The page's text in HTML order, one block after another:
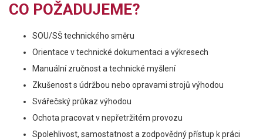
CO POŽADUJEME?
SOU/SŠ technického směru
Orientace v technické dokumentaci a výkresech
Manuální zručnost a technické myšlení
Zkušenost s údržbou nebo opravami strojů výhodou
Svářečský průkaz výhodou
Ochota pracovat v nepřetržitém provozu
Spolehlivost, samostatnost a zodpovědný přístup k práci